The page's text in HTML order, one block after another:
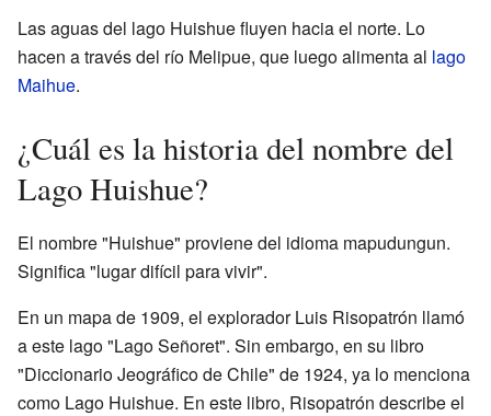
Las aguas del lago Huishue fluyen hacia el norte. Lo
hacen a través del río Melipue, que luego alimenta al lago
Maihue.
¿Cuál es la historia del nombre del
Lago Huishue?
El nombre "Huishue" proviene del idioma mapudungun.
Significa "lugar difícil para vivir".
En un mapa de 1909, el explorador Luis Risopatrón llamó
a este lago "Lago Señoret". Sin embargo, en su libro
"Diccionario Jeográfico de Chile" de 1924, ya lo menciona
como Lago Huishue. En este libro, Risopatrón describe el